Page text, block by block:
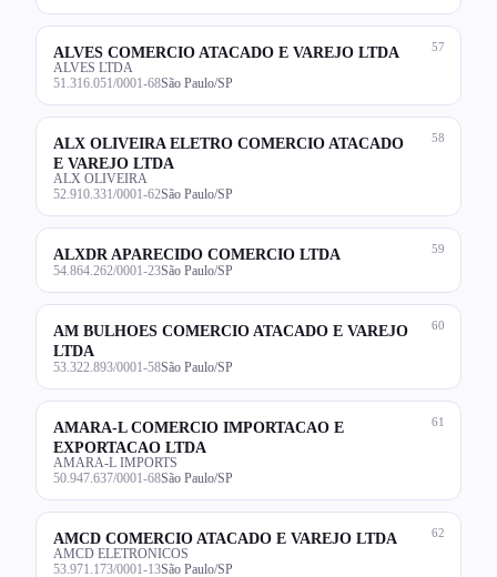
57
ALVES COMERCIO ATACADO E VAREJO LTDA
ALVES LTDA
51.316.051/0001-68São Paulo/SP
58
ALX OLIVEIRA ELETRO COMERCIO ATACADO
E VAREJO LTDA
ALX OLIVEIRA
52.910.331/0001-62São Paulo/SP
59
ALXDR APARECIDO COMERCIO LTDA
54.864.262/0001-23São Paulo/SP
60
AM BULHOES COMERCIO ATACADO E VAREJO
LTDA
53.322.893/0001-58São Paulo/SP
61
AMARA-L COMERCIO IMPORTACAO E
EXPORTACAO LTDA
AMARA-L IMPORTS
50.947.637/0001-68São Paulo/SP
62
AMCD COMERCIO ATACADO E VAREJO LTDA
AMCD ELETRONICOS
53.971.173/0001-13São Paulo/SP